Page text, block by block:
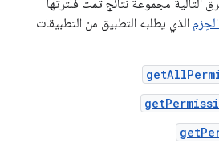
التالية مجموعة نتائج تمت فلترتها
الذي يطلبه التطبيق من التطبيقات